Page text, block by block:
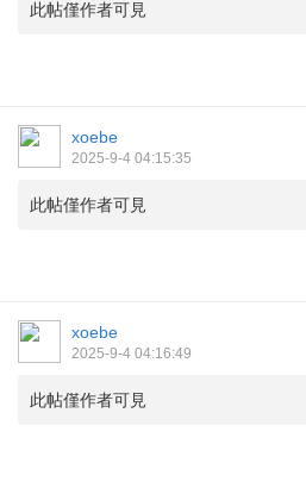
此帖僅作者可見
xoebe
2025-9-4 04:15:35
此帖僅作者可見
xoebe
2025-9-4 04:16:49
此帖僅作者可見